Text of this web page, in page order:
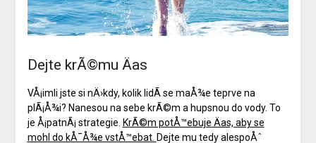
Dejte krÃ©mu Äas
VÅ¡imli jste si nÄ›kdy, kolik lidÃ­ se maÅ¾e teprve na
plÃ¡Å¾i? Nanesou na sebe krÃ©m a hupsnou do vody. To
je Å¡patnÃ¡ strategie. KrÃ©m potÅ™ebuje Äas, aby se
mohl do kÅ¯Å¾e vstÅ™ebat. Dejte mu tedy alespoÅˆ